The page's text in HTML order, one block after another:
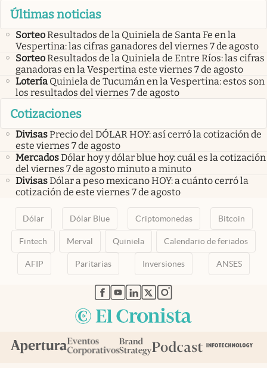
Últimas noticias
SorteoResultados de la Quiniela de Santa Fe en la
Vespertina: las cifras ganadores del viernes 7 de agosto
SorteoResultados de la Quiniela de Entre Ríos: las cifras
ganadoras en la Vespertina este viernes 7 de agosto
Lotería Quiniela de Tucumán en la Vespertina: estos son
los resultados del viernes 7 de agosto
Cotizaciones
DivisasPrecio del DÓLAR HOY: así cerró la cotización de
este viernes 7 de agosto
MercadosDólar hoy y dólar blue hoy: cuál es la cotización
del viernes 7 de agosto minuto a minuto
DivisasDólar a peso mexicano HOY: a cuánto cerró la
cotización de este viernes 7 de agosto
Dólar Dólar Blue Criptomonedas Bitcoin
Fintech Merval Quiniela Calendario de feriados
AFIP Paritarias Inversiones ANSES
abre en nueva pestaña
abre en nueva pestaña
abre en nueva pestaña
abre en nueva pestaña
abre en nueva pestaña